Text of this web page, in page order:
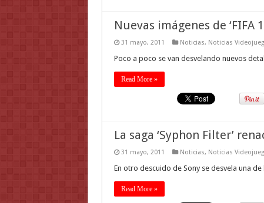
Nuevas imágenes de ‘FIFA
31 mayo, 2011 Noticias, Noticias
Poco a poco se van desvelando nuevos
Read More »
La saga ‘Syphon Filter’
31 mayo, 2011 Noticias, Noticias
En otro descuido de Sony se desvela una
Read More »